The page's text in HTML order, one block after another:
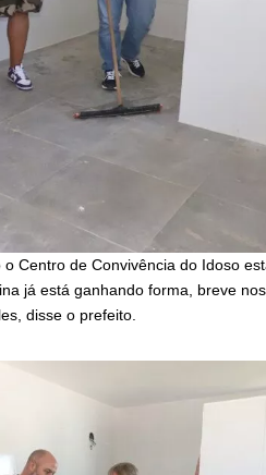
Centro de Convivência do Idoso
já está ganhando forma, breve
disse o prefeito.